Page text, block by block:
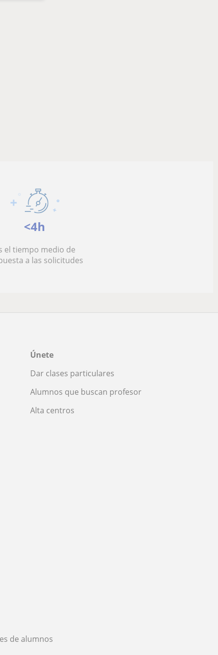
<4h
el tiempo medio de
a las solicitudes
Únete
Dar clases particulares
Alumnos que buscan profesor
Alta centros
de alumnos